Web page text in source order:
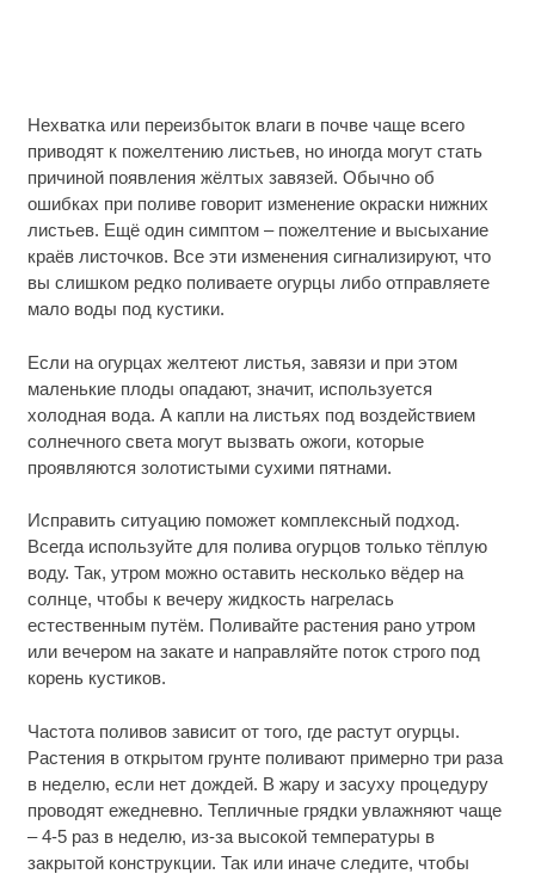
Нехватка или переизбыток влаги в почве чаще всего
приводят к пожелтению листьев, но иногда могут стать
причиной появления жёлтых завязей. Обычно об
ошибках при поливе говорит изменение окраски нижних
листьев. Ещё один симптом – пожелтение и высыхание
краёв листочков. Все эти изменения сигнализируют, что
вы слишком редко поливаете огурцы либо отправляете
мало воды под кустики.
Если на огурцах желтеют листья, завязи и при этом
маленькие плоды опадают, значит, используется
холодная вода. А капли на листьях под воздействием
солнечного света могут вызвать ожоги, которые
проявляются золотистыми сухими пятнами.
Исправить ситуацию поможет комплексный подход.
Всегда используйте для полива огурцов только тёплую
воду. Так, утром можно оставить несколько вёдер на
солнце, чтобы к вечеру жидкость нагрелась
естественным путём. Поливайте растения рано утром
или вечером на закате и направляйте поток строго под
корень кустиков.
Частота поливов зависит от того, где растут огурцы.
Растения в открытом грунте поливают примерно три раза
в неделю, если нет дождей. В жару и засуху процедуру
проводят ежедневно. Тепличные грядки увлажняют чаще
– 4-5 раз в неделю, из-за высокой температуры в
закрытой конструкции. Так или иначе следите, чтобы